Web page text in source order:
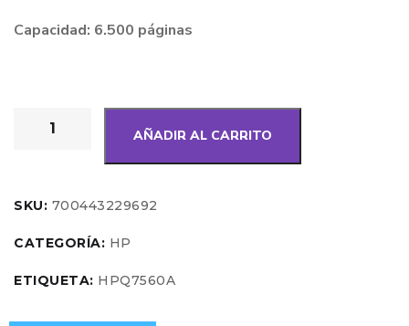
Capacidad: 6.500 páginas
AÑADIR AL CARRITO
SKU: 700443229692
CATEGORÍA: HP
ETIQUETA: HPQ7560A